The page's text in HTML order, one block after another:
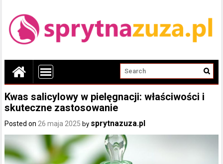
Kwas salicylowy w pielęgnacji: właściwości i
skuteczne zastosowanie
Posted on 26 maja 2025 by sprytnazuza.pl